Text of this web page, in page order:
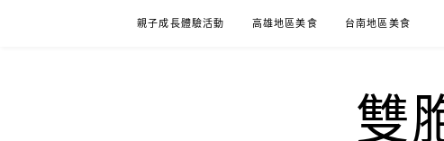
親子成長體驗活動 高雄地區美食 台南地區美食
雙